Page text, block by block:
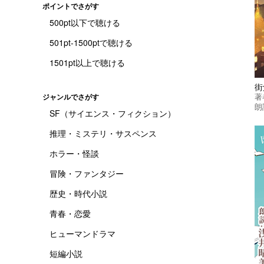
ポイントでさがす
500pt以下で聴ける
501pt-1500ptで聴ける
1501pt以上で聴ける
ジャンルでさがす
SF（サイエンス・フィクション）
推理・ミステリ・サスペンス
ホラー・怪談
冒険・ファンタジー
歴史・時代小説
青春・恋愛
ヒューマンドラマ
短編小説